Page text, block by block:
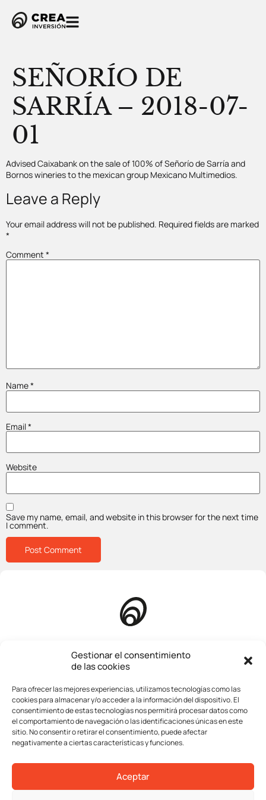
Gestionar el consentimiento
de las cookies
Para ofrecer las mejores experiencias, utilizamos tecnologías como las
cookies para almacenar y/o acceder a la información del dispositivo. El
consentimiento de estas tecnologías nos permitirá procesar datos como
el comportamiento de navegación o las identificaciones únicas en este
sitio. No consentir o retirar el consentimiento, puede afectar
negativamente a ciertas características y funciones.
Aceptar
SEÑORÍO DE
SARRÍA – 2018-07-
01
Advised Caixabank on the sale of 100% of Señorío de Sarría and
Bornos wineries to the mexican group Mexicano Multimedios.
Leave a Reply
Your email address will not be published. Required fields are marked
*
Comment *
Name*
Email*
Website
Save my name, email, and website in this browser for the next time
I comment.
Legal advice
Homepage
Company
Services
Transactions
Contact